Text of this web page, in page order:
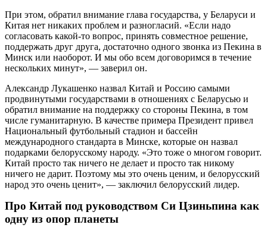
При этом, обратил внимание глава государства, у Беларуси и
Китая нет никаких проблем и разногласий. «Если надо
согласовать какой-то вопрос, принять совместное решение,
поддержать друг друга, достаточно одного звонка из Пекина в
Минск или наоборот. И мы обо всем договоримся в течение
нескольких минут», — заверил он.
Александр Лукашенко назвал Китай и Россию самыми
продвинутыми государствами в отношениях с Беларусью и
обратил внимание на поддержку со стороны Пекина, в том
числе гуманитарную. В качестве примера Президент привел
Национальный футбольный стадион и бассейн
международного стандарта в Минске, которые он назвал
подарками белорусскому народу. «Это тоже о многом говорит.
Китай просто так ничего не делает и просто так никому
ничего не дарит. Поэтому мы это очень ценим, и белорусский
народ это очень ценит», — заключил белорусский лидер.
Про Китай под руководством Си Цзиньпина как
одну из опор планеты